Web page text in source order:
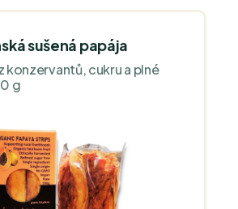
sušená papája
konzervantů, cukru a plné
g